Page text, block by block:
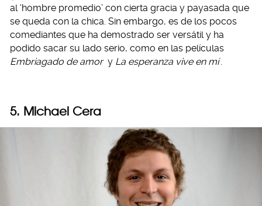
al ‘hombre promedio’ con cierta gracia y payasada que
se queda con la chica. Sin embargo, es de los pocos
comediantes que ha demostrado ser versátil y ha
podido sacar su lado serio, como en las películas
Embriagado de amor y La esperanza vive en mí
5. Michael Cera